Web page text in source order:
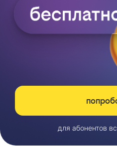
для абонентов